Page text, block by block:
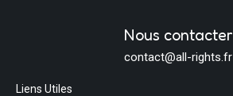
Nous contacter
contact@all-rights.fr
Liens Utiles